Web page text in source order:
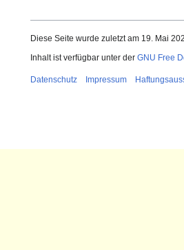
Diese Seite wurde zuletzt am 19. Mai
Inhalt ist verfügbar unter der GNU Free
Datenschutz Impressum